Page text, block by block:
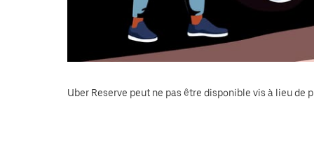
Uber Reserve peut ne pas être disponible vis à lieu de